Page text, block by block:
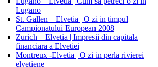
Lugano
St. Gallen – Elvetia | O zi in timpul
Campionatului European 2008
Zurich – Elvetia | Impresii din capitala
financiara a Elvetiei
Montreux -Elvetia | O zi in perla rivierei
elvetiene